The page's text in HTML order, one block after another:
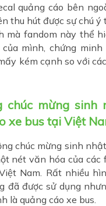
quảng cáo bên
thu hút được sự chú ý
mà fandom này thể
mình, chứng
kém cạnh so với
chúc mừng sinh
xe bus tại Việt
chúc mừng sinh
nét văn hóa của các
Nam. Rất nhiều
đã được sử dụng
là quảng cáo xe bus.